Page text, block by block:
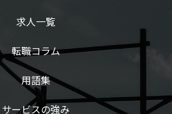
求人一覧
転職コラム
用語集
サービスの強み